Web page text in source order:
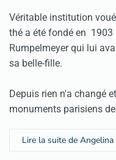
Véritable institution
thé a été fondé en
Rumpelmeyer qui lui
sa belle-fille.
Depuis rien n'a changé
monuments parisiens
Lire la suite de Angelina